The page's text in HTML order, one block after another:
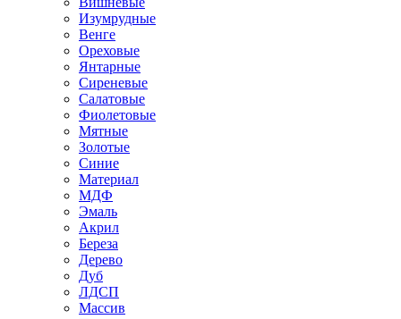
Изумрудные
Венге
Ореховые
Янтарные
Сиреневые
Салатовые
Фиолетовые
Мятные
Золотые
Синие
Материал
МДФ
Эмаль
Акрил
Береза
Дерево
Дуб
ЛДСП
Массив